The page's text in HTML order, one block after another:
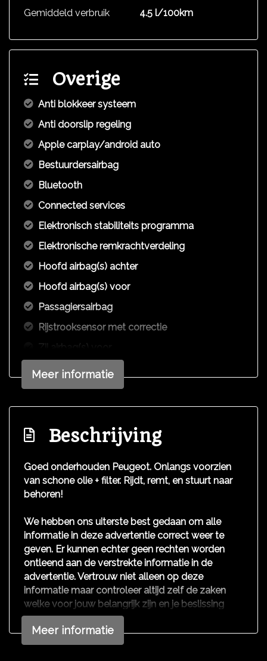
Gemiddeld verbruik
4.5 l/100km
Overige
Anti blokkeer systeem
Anti doorslip regeling
Apple carplay/android auto
Bestuurdersairbag
Bluetooth
Connected services
Elektronisch stabiliteits programma
Elektronische remkrachtverdeling
Hoofd airbag(s) achter
Hoofd airbag(s) voor
Passagiersairbag
Rijstrooksensor met correctie
Zij airbag(s) voor
Exterieur
verwarmbaar
Dakrails
Dimlichten automatisch
Led dagrijverlichting
Lichtmetalen velgen 16"
Mistlampen voor
Parkeersensor achter
Parkeersensor voor
Interieur
Aluminium interieur afwerking
Meer informatie
Beschrijving
Goed onderhouden Peugeot. Onlangs voorzien
van schone olie + filter. Rijdt, remt, en stuurt naar
behoren!
We hebben ons uiterste best gedaan om alle
informatie in deze advertentie correct weer te
geven. Er kunnen echter geen rechten worden
ontleend aan de verstrekte informatie in de
advertentie. Vertrouw niet alleen op deze
informatie maar controleer altijd zelf de zaken
welke voor jouw belangrijk zijn en je beslissing
zouden kunnen beïnvloeden. Neem contact op
met de verkoper voor aanvullende vragen.
Meer informatie